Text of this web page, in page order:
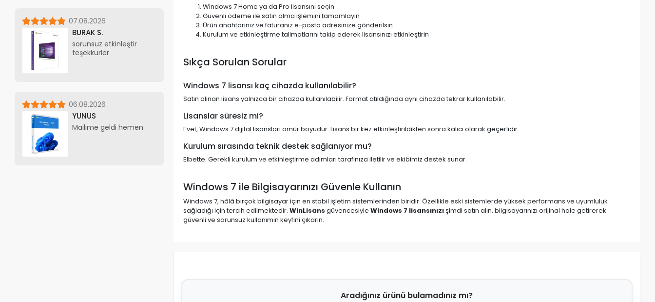
07.08.2026
BURAK S.
sorunsuz etkinleştir
teşekkürler
06.08.2026
YUNUS
Mailime geldi hemen
Windows 7 Home ya da Pro lisansını seçin
Güvenli ödeme ile satın alma işlemini tamamlayın
Ürün anahtarınız ve faturanız e-posta adresinize gönderilsin
Kurulum ve etkinleştirme talimatlarını takip ederek lisansınızı etkinleştirin
Sıkça Sorulan Sorular
Windows 7 lisansı kaç cihazda kullanılabilir?
Satın alınan lisans yalnızca bir cihazda kullanılabilir. Format atıldığında aynı cihazda tekrar kullanılabilir.
Lisanslar süresiz mi?
Evet, Windows 7 dijital lisansları ömür boyudur. Lisans bir kez etkinleştirildikten sonra kalıcı olarak geçerlidir.
Kurulum sırasında teknik destek sağlanıyor mu?
Elbette. Gerekli kurulum ve etkinleştirme adımları tarafınıza iletilir ve ekibimiz destek sunar.
Windows 7 ile Bilgisayarınızı Güvenle Kullanın
Windows 7, hâlâ birçok bilgisayar için en stabil işletim sistemlerinden biridir. Özellikle eski sistemlerde yüksek performans ve uyumluluk
sağladığı için tercih edilmektedir.WinLisans güvencesiyleWindows 7 lisansınızışimdi satın alın, bilgisayarınızı orijinal hale getirerek
güvenli ve sorunsuz kullanımın keyfini çıkarın.
Aradığınız ürünü bulamadınız mı?